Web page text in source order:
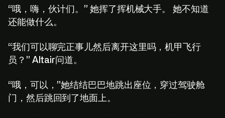
“哦，嗨，伙计们。” 她挥了挥机械大手。 她不知道
还能做什么。
“我们可以聊完正事儿然后离开这里吗，机甲飞行
员？” Altair问道。
“哦，可以，”她结结巴巴地跳出座位，穿过驾驶舱
门，然后跳回到了地面上。